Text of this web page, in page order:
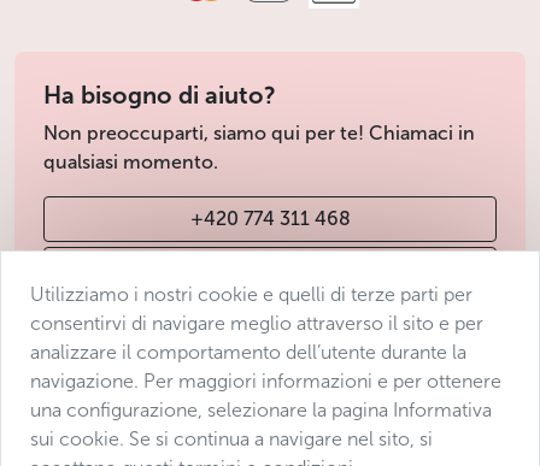
Ha bisogno di aiuto?
Non preoccuparti, siamo qui per te! Chiamaci in
qualsiasi momento.
+420 774 311 468
Condizioni di vendita
Protezione dei dati
Dichiarazione di accessibilità
Utilizziamo i nostri cookie e quelli di terze parti per
consentirvi di navigare meglio attraverso il sito e per
analizzare il comportamento dell’utente durante la
navigazione. Per maggiori informazioni e per ottenere
una configurazione, selezionare la pagina Informativa
sui cookie. Se si continua a navigare nel sito, si